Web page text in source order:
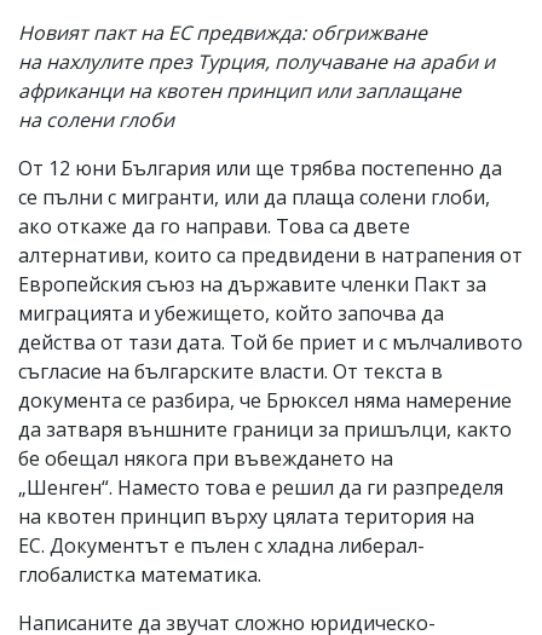
за
тях!
Ако
откриете
обиден
вас
моля
сигнализирайте
ни!
Новият пакт на ЕС предвижда: обгрижване
на нахлулите през Турция, получаване на араби и
африканци на квотен принцип или заплащане
на солени глоби
От 12 юни България или ще трябва постепенно да
се пълни с мигранти, или да плаща солени глоби,
ако откаже да го направи. Това са двете
алтернативи, които са предвидени в натрапения от
Европейския съюз на държавите членки Пакт за
миграцията и убежището, който започва да
действа от тази дата. Той бе приет и с мълчаливото
съгласие на българските власти. От текста в
документа се разбира, че Брюксел няма намерение
да затваря външните граници за пришълци, както
бе обещал някога при въвеждането на
„Шенген“. Наместо това е решил да ги разпределя
на квотен принцип върху цялата територия на
ЕС. Документът е пълен с хладна либерал-
глобалистка математика.
Написаните да звучат сложно юридическо-